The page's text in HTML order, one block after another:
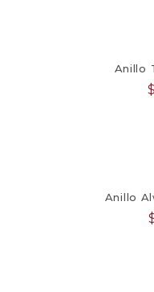
Anillo
$
Anillo